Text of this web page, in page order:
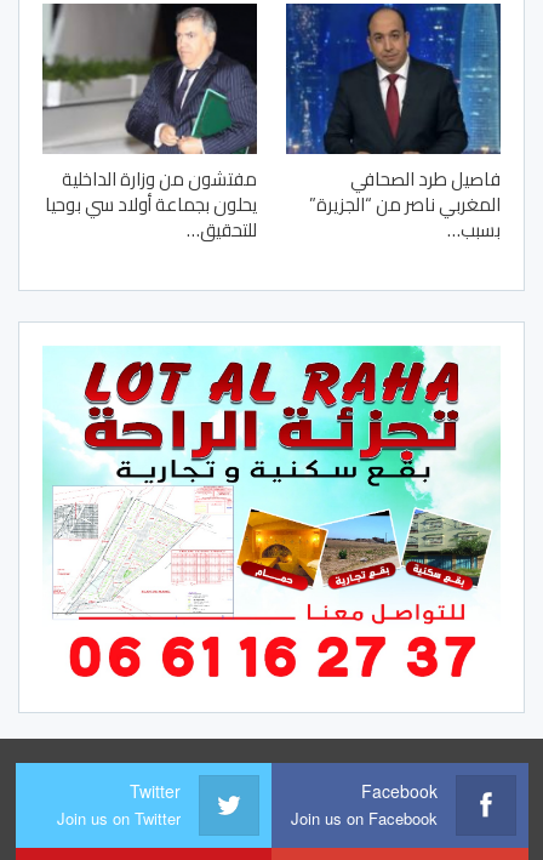
فاصيل طرد الصحافي
المغربي ناصر من “الجزيرة”
بسبب…
مفتشون من وزارة الداخلية
يحلون بجماعة أولاد سي بوحيا
للتحقيق…
Facebook
Join us on Facebook
Twitter
Join us on Twitter